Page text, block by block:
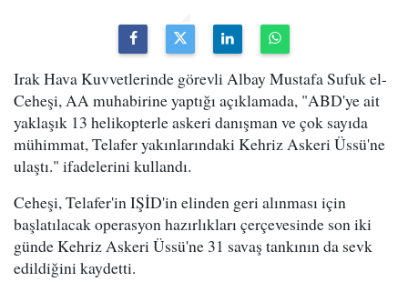
Irak Hava Kuvvetlerinde görevli Albay Mustafa Sufuk el-
Ceheşi, AA muhabirine yaptığı açıklamada, "ABD'ye ait
yaklaşık 13 helikopterle askeri danışman ve çok sayıda
mühimmat, Telafer yakınlarındaki Kehriz Askeri Üssü'ne
ulaştı." ifadelerini kullandı.
Ceheşi, Telafer'in IŞİD'in elinden geri alınması için
başlatılacak operasyon hazırlıkları çerçevesinde son iki
günde Kehriz Askeri Üssü'ne 31 savaş tankının da sevk
edildiğini kaydetti.